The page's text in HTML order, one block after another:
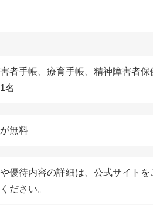
者手帳、療育手帳、精神障害者
名
無料
優待内容の詳細は、公式サイト
ださい。